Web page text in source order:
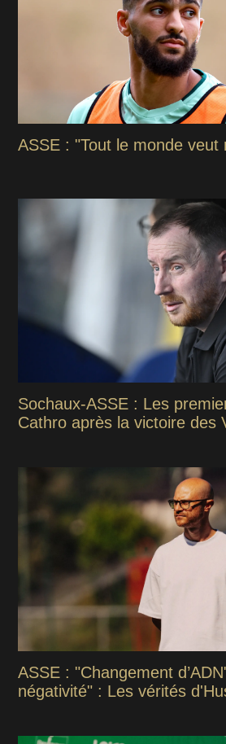
ASSE : "Tout le monde veut
Sochaux-ASSE : Les
Cathro après la victoire des
ASSE : "Changement
négativité" : Les vérités